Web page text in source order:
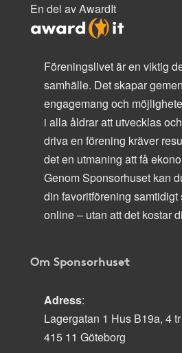
En del av AwardIt
Föreningslivet är en viktig
samhälle. Det skapar
engagemang och
i alla åldrar att utvecklas
driva en förening kräver
det en utmaning att få
Genom Sponsorhuset kan
din favoritförening
online – utan att det kostar
Om Sponsorhuset
Adress:
Lagergatan 1 Hus B19a, 4 tr
415 11 Göteborg